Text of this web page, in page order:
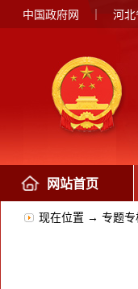
中国政府网 河北
网站首页
现在位置 → 专题专